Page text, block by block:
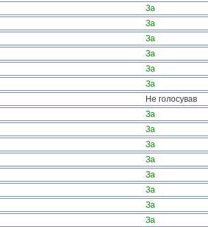
За
За
За
За
За
За
Не голосував
За
За
За
За
За
За
За
За